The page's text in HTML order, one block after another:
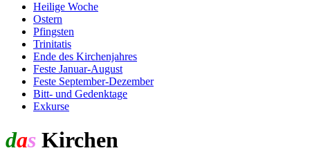
Heilige Woche
Ostern
Pfingsten
Trinitatis
Ende des Kirchenjahres
Feste Januar-August
Feste September-Dezember
Bitt- und Gedenktage
Exkurse
das Kirchen